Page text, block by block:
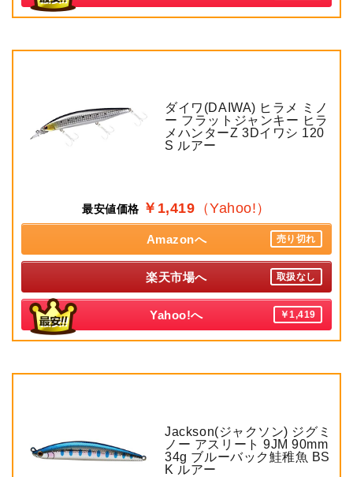
ダイワ(DAIWA) ヒラメ ミノ
ー フラットジャンキー ヒラ
メハンターZ 3Dイワシ 120
S ルアー
最安値価格 ￥1,419 （Yahoo!）
Amazonへ 売り切れ
楽天市場へ 取扱なし
Yahoo!へ ￥1,419
Jackson(ジャクソン) ジグミ
ノー アスリート 9JM 90mm
34g ブルーバック鮭稚魚 BS
K ルアー